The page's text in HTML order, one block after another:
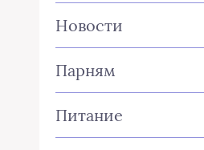
Новости
Парням
Питание